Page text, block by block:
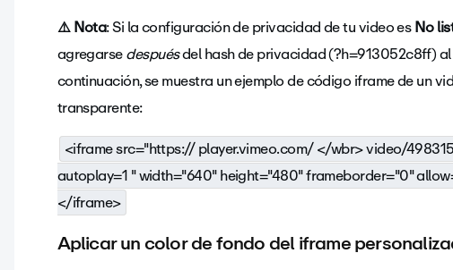
⚠️ Nota: Si la configuración de privacidad de tu video esNo
agregarsedespuésdel hash de privacidad (?h=913052c8ff)
continuación, se muestra un ejemplo de código iframe de un
transparente:
<iframe src="https:// player.vimeo.com/</wbr> video/
autoplay=1 " width="640" height="480" frameborder="0"
</iframe>
Aplicar un color de fondo del iframe